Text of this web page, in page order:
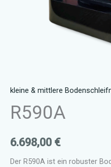
kleine & mittlere
R590A
6.698,00 €
Der R590A ist ein robuster